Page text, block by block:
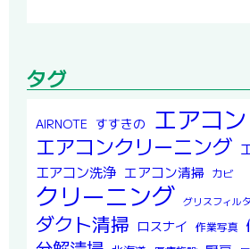
タグ
AIRNOTE すすきの エアコン
エアコンクリーニング
エアコン洗浄 エアコン清掃 カビ
クリーニング グリスフィル
ダクト清掃 ロスナイ 作業写真